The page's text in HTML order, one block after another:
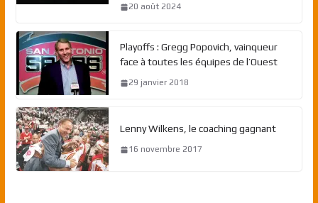
20 août 2024
Playoffs : Gregg Popovich, vainqueur
face à toutes les équipes de l’Ouest
29 janvier 2018
Lenny Wilkens, le coaching gagnant
16 novembre 2017